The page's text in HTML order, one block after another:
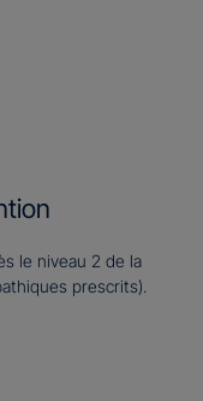
le niveau 2 de la
prescrits).